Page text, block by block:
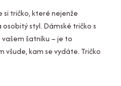
tričko, které nejenže
styl. Dámské tričko s
šatníku – je to
všude, kam se vydáte. Tričko